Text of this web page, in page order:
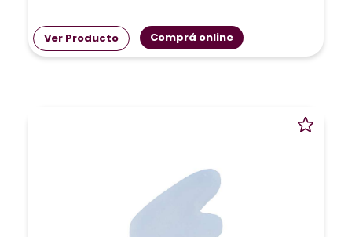
Ver Producto Comprá online